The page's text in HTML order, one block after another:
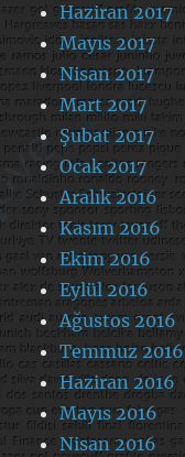
Haziran 2017
Mayıs 2017
Nisan 2017
Mart 2017
Şubat 2017
Ocak 2017
Aralık 2016
Kasım 2016
Ekim 2016
Eylül 2016
Ağustos 2016
Temmuz 2016
Haziran 2016
Mayıs 2016
Nisan 2016